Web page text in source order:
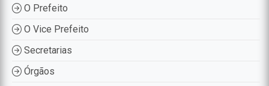
O Prefeito
O Vice Prefeito
Secretarias
Órgãos